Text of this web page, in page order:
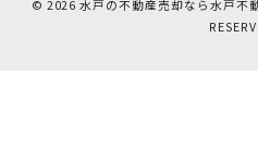
© 2026 水戸の不動産売却なら水戸不